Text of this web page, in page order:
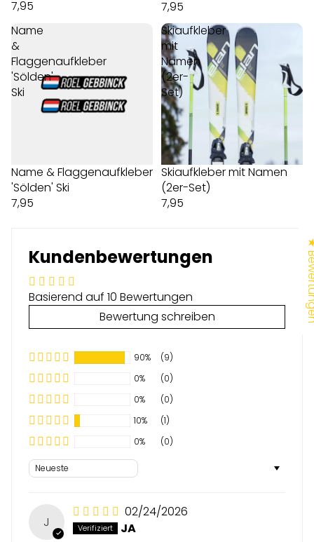
7,95
7,95
Name
&
Flaggenaufkleber
'Sölden'
Ski
Name & Flaggenaufkleber
'Sölden' Ski
7,95
Skiaufkleber
mit
Namen
(2er-
Set)
Skiaufkleber mit Namen
(2er-Set)
7,95
Kundenbewertungen
Basierend auf 10 Bewertungen
Bewertung schreiben
90%
(9)
0%
(0)
0%
(0)
10%
(1)
0%
(0)
Sort by
J
02/24/2026
JA
★